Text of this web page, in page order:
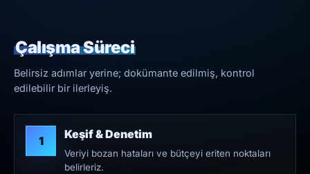
Çalışma Süreci
Belirsiz adımlar yerine; dokümante edilmiş, kontrol
edilebilir bir ilerleyiş.
1 Keşif & Denetim
Veriyi bozan hataları ve bütçeyi eriten noktaları
belirleriz.